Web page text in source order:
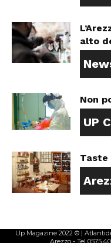
alto
Non
UP
Taste
Up Magazine 2022 © |
Arezzo - Tel